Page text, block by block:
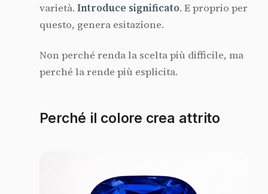
varietà. Introduce significato. E proprio per
questo, genera esitazione.
Non perché renda la scelta più difficile, ma
perché la rende più esplicita.
Perché il colore crea attrito